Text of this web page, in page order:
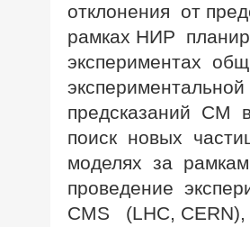
отклонения от
рамках НИР
экспериментах
предсказаний СМ
поиск новых
моделях за
проведение
CMS (LHC,